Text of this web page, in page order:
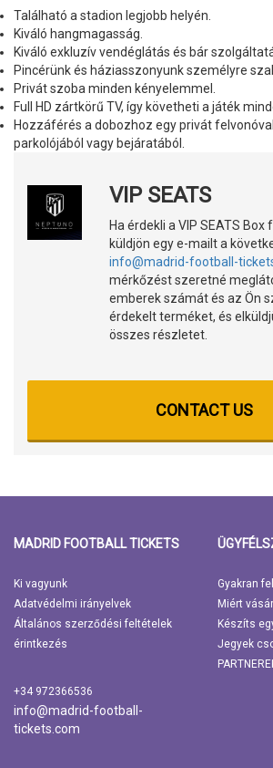
Található a stadion legjobb helyén.
Kiváló hangmagasság.
Kiváló exkluzív vendéglátás és bár
Pincérünk és háziasszonyunk személyre
Privát szoba minden kényelemmel.
Full HD zártkörű TV, így követheti a játék
Hozzáférés a dobozhoz egy privát
parkolójából vagy bejáratából.
VIP SEATS
Ha érdekli a VIP SEATS Box
küldjön egy e-mailt a
info@madrid-football-
mérkőzést szeretné
emberek számát és az Ön
érdekelt terméket, és
összes részletet.
CONTACT US
MADRID FOOTBALL TICKETS
Ki vagyunk
Adatvédelmi irányelvek
Általános szerződési feltételek
érintkezés
+34 972366536
info@madrid-football-
tickets.com
Gyakran
Miért
Készíts
Jegyek